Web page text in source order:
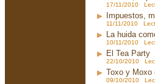
17/11/2010
Impuestos,
11/11/2010
La huida
10/11/2010
El Tea Party
22/10/2010
Toxo y Moxo
09/10/2010